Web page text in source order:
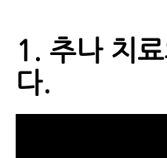
1. 추나 치
다.